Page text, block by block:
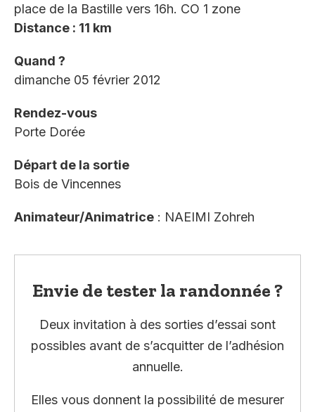
place de la Bastille vers 16h. CO 1 zone
Distance : 11 km
Quand ?
dimanche 05 février 2012
Rendez-vous
Porte Dorée
Départ de la sortie
Bois de Vincennes
Animateur/Animatrice : NAEIMI Zohreh
Envie de tester la randonnée ?
Deux invitation à des sorties d’essai sont
possibles avant de s’acquitter de l’adhésion
annuelle.
Elles vous donnent la possibilité de mesurer